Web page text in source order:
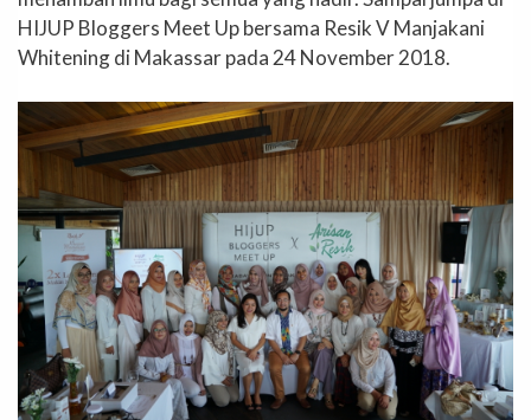
HIJUP Bloggers Meet Up bersama Resik V Manjakani
Whitening di Makassar pada 24 November 2018.